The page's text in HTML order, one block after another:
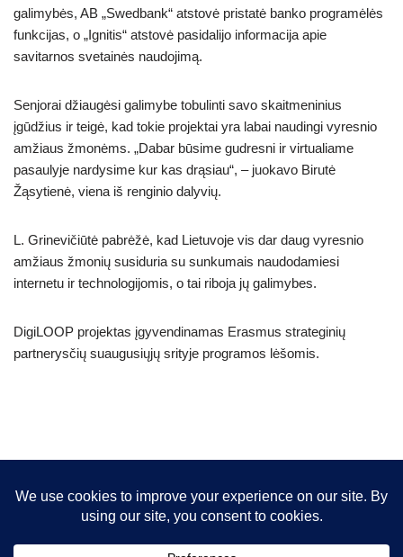
galimybės, AB „Swedbank“ atstovė pristatė banko programėlės
funkcijas, o „Ignitis“ atstovė pasidalijo informacija apie
savitarnos svetainės naudojimą.
Senjorai džiaugėsi galimybe tobulinti savo skaitmeninius
įgūdžius ir teigė, kad tokie projektai yra labai naudingi vyresnio
amžiaus žmonėms. „Dabar būsime gudresni ir virtualiame
pasaulyje nardysime kur kas drąsiau“, – juokavo Birutė
Žąsytienė, viena iš renginio dalyvių.
L. Grinevičiūtė pabrėžė, kad Lietuvoje vis dar daug vyresnio
amžiaus žmonių susiduria su sunkumais naudodamiesi
internetu ir technologijomis, o tai riboja jų galimybes.
DigiLOOP projektas įgyvendinamas Erasmus strateginių
partnerysčių suaugusiųjų srityje programos lėšomis.
© 2026 VIPT asociacija